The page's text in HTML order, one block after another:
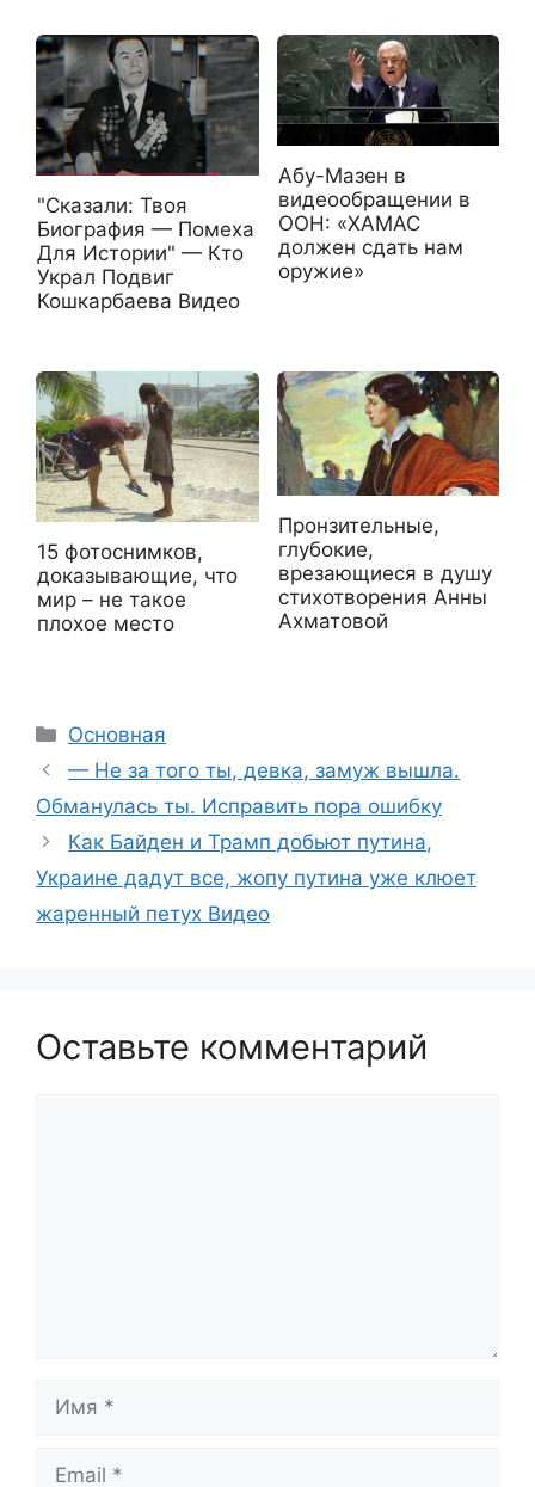
"Сказали: Твоя
Биография — Помеха
Для Истории" — Кто
Украл Подвиг
Кошкарбаева Видео
Абу-Мазен в
видеообращении в
ООН: «ХАМАС
должен сдать нам
оружие»
15 фотоснимков,
доказывающие, что
мир – не такое
плохое место
Пронзительные,
глубокие,
врезающиеся в душу
стихотворения Анны
Ахматовой
Рубрики
Основная
— Не за того ты, девка, замуж вышла.
Обманулась ты. Исправить пора ошибку
Как Байден и Трамп добьют путина,
Украине дадут все, жопу путина уже клюет
жаренный петух Видео
Оставьте комментарий